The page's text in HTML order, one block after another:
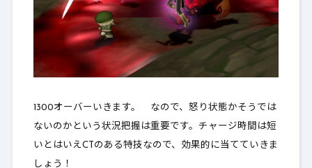
1300オーバーいきます。 なので、 怒り状態かそうでは
ないのかという状況把握は重要です。チャージ時間は短
いとはいえCTのある特技なので、効果的に当てていきま
しょう！